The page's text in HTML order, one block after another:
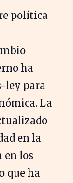
política
ha
ley para
La
en la
en los
que ha